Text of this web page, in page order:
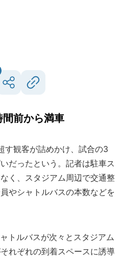
前から満車
観客が詰めかけ、試合の3
だったという。記者は駐車ス
く、スタジアム周辺で交通整
やシャトルバスの本数などを
トルバスが次々とスタジアム
れぞれの到着スペースに誘導